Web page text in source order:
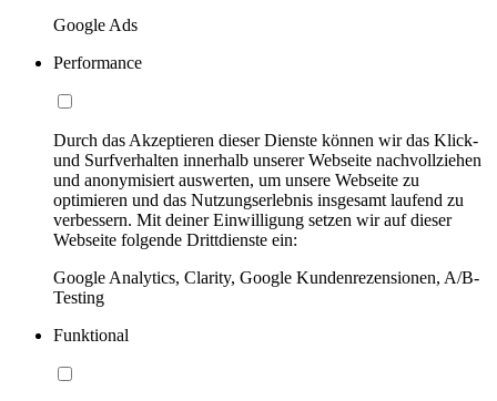
Google Ads
Performance
Durch das Akzeptieren dieser Dienste können wir das Klick-
und Surfverhalten innerhalb unserer Webseite nachvollziehen
und anonymisiert auswerten, um unsere Webseite zu
optimieren und das Nutzungserlebnis insgesamt laufend zu
verbessern. Mit deiner Einwilligung setzen wir auf dieser
Webseite folgende Drittdienste ein:
Google Analytics, Clarity, Google Kundenrezensionen, A/B-
Testing
Funktional